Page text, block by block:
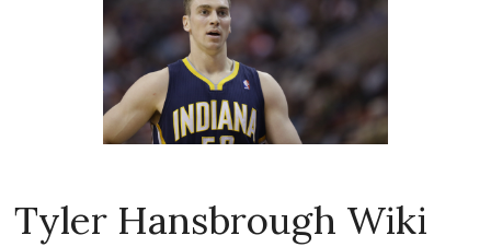
Tyler Hansbrough Wiki